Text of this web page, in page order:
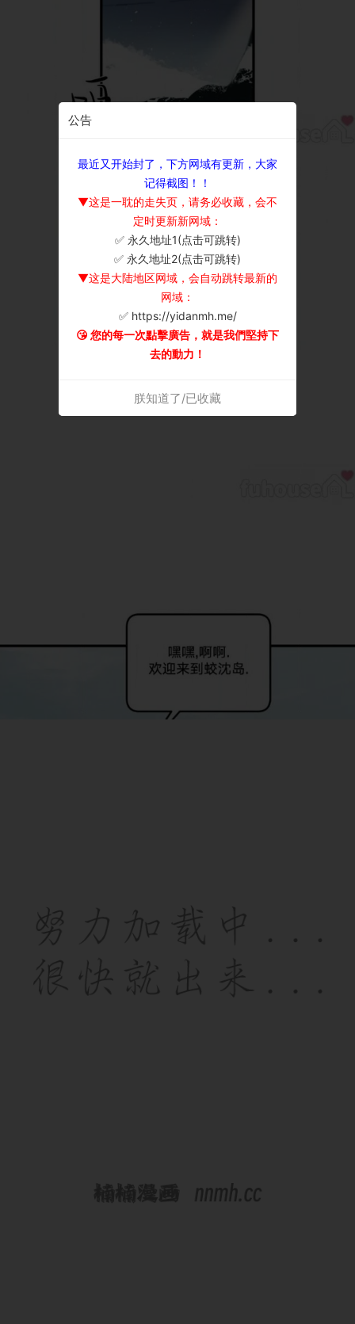
公告
最近又开始封了，下方网域有更新，大家
记得截图！！
▼这是一耽的走失页，请务必收藏，会不
定时更新新网域：
✅ 永久地址1(点击可跳转)
✅ 永久地址2(点击可跳转)
▼这是大陆地区网域，会自动跳转最新的
网域：
✅ https://yidanmh.me/
😘 您的每一次點擊廣告，就是我們堅持下
去的動力！
朕知道了/已收藏